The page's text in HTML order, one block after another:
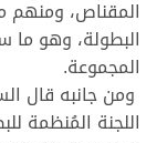
المقناص،
البطولة، وهو ما
المجموعة.
ومن جانبه قال
اللجنة المُنظمة